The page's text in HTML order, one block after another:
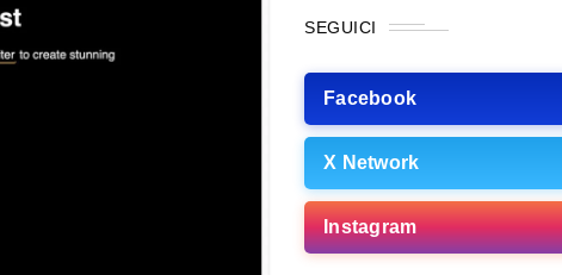
SEGUICI
Facebook
X Network
Instagram